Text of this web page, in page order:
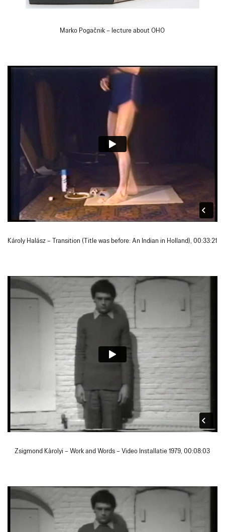
Marko Pogačnik – lecture about OHO
Károly Halász – Transition (Title was before: An Indian in Holland), 00:33:21
Zsigmond Kàrolyi – Work and Words – Video Installatie 1979, 00:08:03